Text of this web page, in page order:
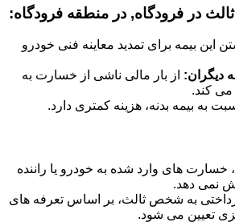
در فرودگاه, در منطقه فرودگاه:
این بیمه برای تمدید معاینه فنی خودرو
دیگران: از بار مالی ناشی از خسارت به
می کند.
به بیمه بدنه، هزینه کمتری دارد.
های وارد شده به خودرو یا راننده
نمی دهد.
به شخص ثالث، بر اساس تعرفه های
تعیین می شود.